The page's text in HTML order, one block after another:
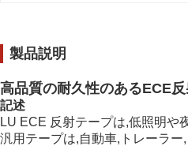
製品説明
高品質の耐久性のあるECE
記述
LU ECE 反射テープは,低照明や
汎用テープは,自動車,トレーラ